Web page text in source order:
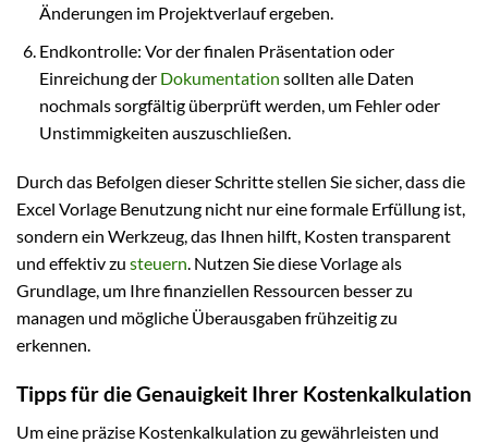
Änderungen im Projektverlauf ergeben.
Endkontrolle: Vor der finalen Präsentation oder
Einreichung der Dokumentation sollten alle Daten
nochmals sorgfältig überprüft werden, um Fehler oder
Unstimmigkeiten auszuschließen.
Durch das Befolgen dieser Schritte stellen Sie sicher, dass die
Excel Vorlage Benutzung nicht nur eine formale Erfüllung ist,
sondern ein Werkzeug, das Ihnen hilft, Kosten transparent
und effektiv zu steuern. Nutzen Sie diese Vorlage als
Grundlage, um Ihre finanziellen Ressourcen besser zu
managen und mögliche Überausgaben frühzeitig zu
erkennen.
Tipps für die Genauigkeit Ihrer Kostenkalkulation
Um eine präzise Kostenkalkulation zu gewährleisten und